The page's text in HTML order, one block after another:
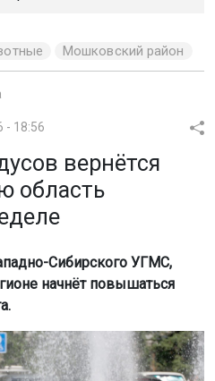
Мошковский район
- 18:56
вернётся
область
Сибирского УГМС,
начнёт повышаться